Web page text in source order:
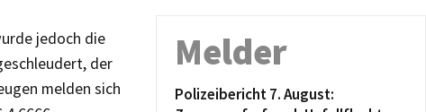
jedoch die
der
melden sich
Melder
Polizeibericht 7. August: